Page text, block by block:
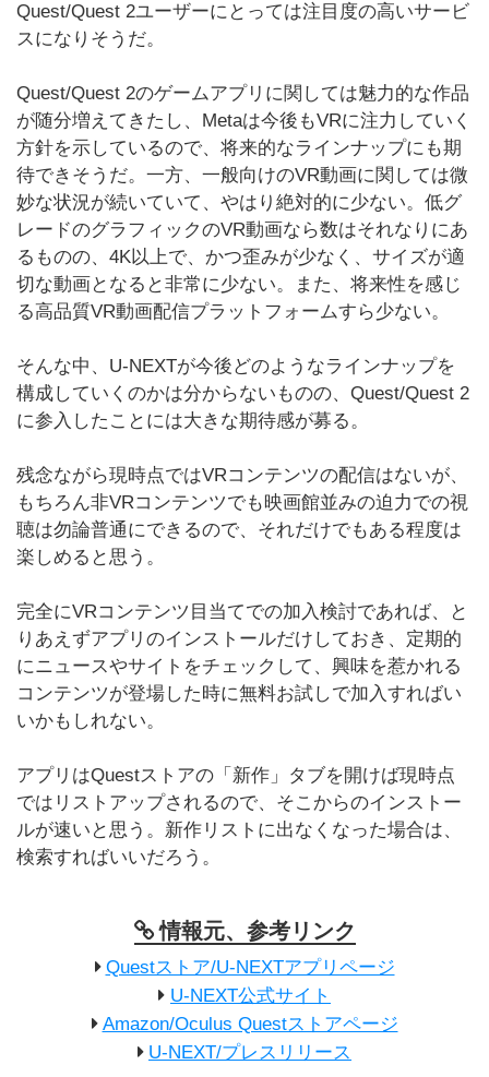
Quest/Quest 2ユーザーにとっては注目度の高いサービ
スになりそうだ。
Quest/Quest 2のゲームアプリに関しては魅力的な作品
が随分増えてきたし、Metaは今後もVRに注力していく
方針を示しているので、将来的なラインナップにも期
待できそうだ。一方、一般向けのVR動画に関しては微
妙な状況が続いていて、やはり絶対的に少ない。低グ
レードのグラフィックのVR動画なら数はそれなりにあ
るものの、4K以上で、かつ歪みが少なく、サイズが適
切な動画となると非常に少ない。また、将来性を感じ
る高品質VR動画配信プラットフォームすら少ない。
そんな中、U-NEXTが今後どのようなラインナップを
構成していくのかは分からないものの、Quest/Quest 2
に参入したことには大きな期待感が募る。
残念ながら現時点ではVRコンテンツの配信はないが、
もちろん非VRコンテンツでも映画館並みの迫力での視
聴は勿論普通にできるので、それだけでもある程度は
楽しめると思う。
完全にVRコンテンツ目当てでの加入検討であれば、と
りあえずアプリのインストールだけしておき、定期的
にニュースやサイトをチェックして、興味を惹かれる
コンテンツが登場した時に無料お試しで加入すればい
いかもしれない。
アプリはQuestストアの「新作」タブを開けば現時点
ではリストアップされるので、そこからのインストー
ルが速いと思う。新作リストに出なくなった場合は、
検索すればいいだろう。
情報元、参考リンク
Questストア/U-NEXTアプリページ
U-NEXT公式サイト
Amazon/Oculus Questストアページ
U-NEXT/プレスリリース